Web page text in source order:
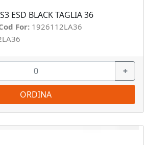
ESD BLACK TAGLIA 36
For: 1926112LA36
+
ORDINA